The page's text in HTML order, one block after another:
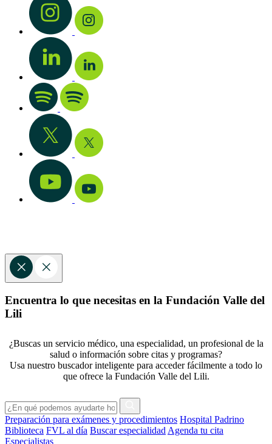
Encuentra lo que necesitas en la Fundación Valle del
Lili
¿Buscas un servicio médico, una especialidad, un profesional de la
salud o información sobre citas y programas?
Usa nuestro buscador inteligente para acceder fácilmente a todo lo
que ofrece la Fundación Valle del Lili.
Preparación para exámenes y procedimientos Hospital Padrino
Biblioteca FVL al día Buscar especialidad Agenda tu cita
Especialistas